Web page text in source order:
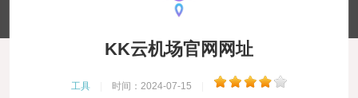
KK云机场官网网址
工具 时间：2024-07-15